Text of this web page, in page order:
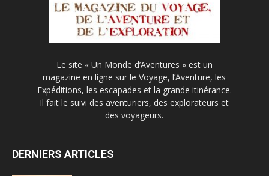
Le site « Un Monde d’Aventures » est un
magazine en ligne sur le Voyage, l’Aventure, les
Expéditions, les escapades et la grande itinérance.
Il fait le suivi des aventuriers, des explorateurs et
des voyageurs.
DERNIERS ARTICLES